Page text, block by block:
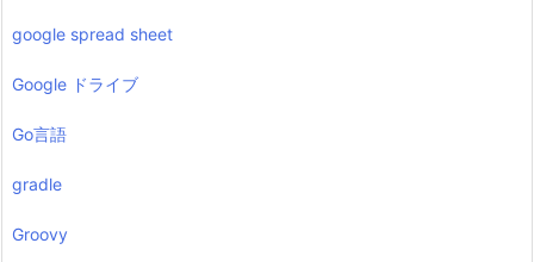
google spread sheet
Google ドライブ
Go言語
gradle
Groovy